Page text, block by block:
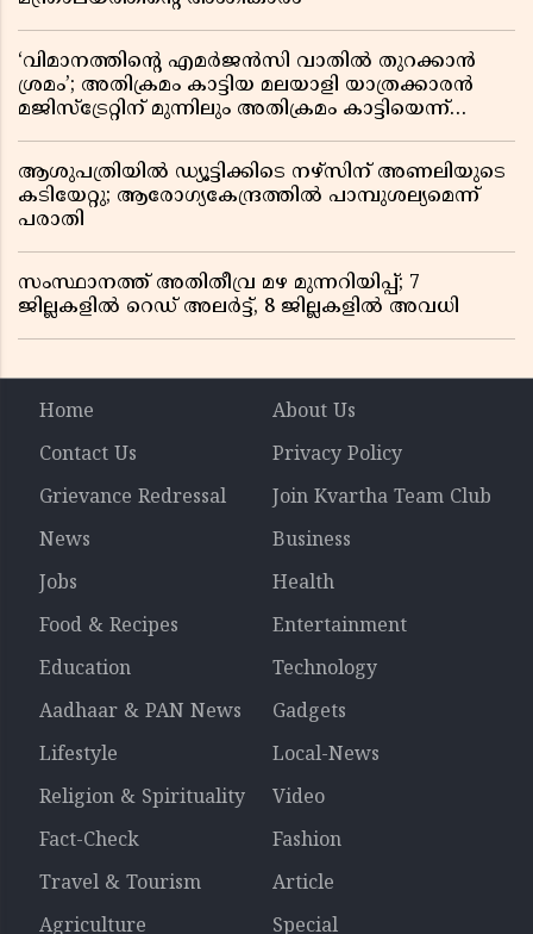
‘വിമാനത്തിൻ്റെ എമർജൻസി വാതിൽ തുറക്കാൻ
ശ്രമം’; അതിക്രമം കാട്ടിയ മലയാളി യാത്രക്കാരൻ
മജിസ്ട്രേറ്റിന് മുന്നിലും അതിക്രമം കാട്ടിയെന്ന്
ആശുപത്രിയിൽ ഡ്യൂട്ടിക്കിടെ നഴ്സിന് അണലിയുടെ
കടിയേറ്റു; ആരോഗ്യകേന്ദ്രത്തിൽ പാമ്പുശല്യമെന്ന്
പരാതി
സംസ്ഥാനത്ത് അതിതീവ്ര മഴ മുന്നറിയിപ്പ്; 7
ജില്ലകളിൽ റെഡ് അലർട്ട്, 8 ജില്ലകളിൽ അവധി
Home
About Us
Contact Us
Privacy Policy
Grievance Redressal
Join Kvartha Team Club
News
Business
Jobs
Health
Food & Recipes
Entertainment
Education
Technology
Aadhaar & PAN News
Gadgets
Lifestyle
Local-News
Religion & Spirituality
Video
Fact-Check
Fashion
Travel & Tourism
Article
Agriculture
Special